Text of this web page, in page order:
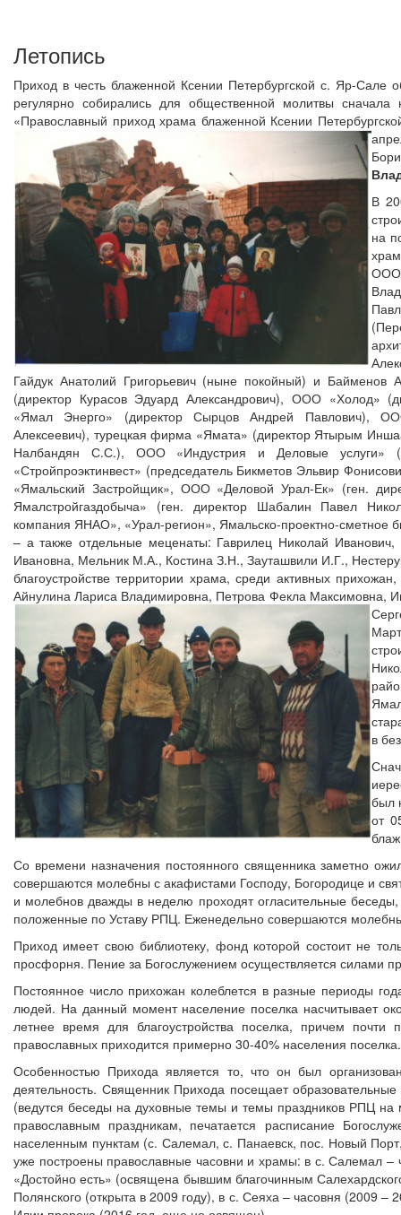
Летопись
Приход в честь блаженной Ксении Петербургской с. Яр-
регулярно собирались для общественной молитвы
«Православный приход храма блаженной Ксении
В
на
ООО
Гайдук Анатолий Григорьевич (ныне покойный) и Байменов
(директор Курасов Эдуард Александрович), ООО «Холод»
«Ямал Энерго» (директор Сырцов Андрей Павлович),
Алексеевич), турецкая фирма «Ямата» (директор Ятырым
Налбандян С.С.), ООО «Индустрия и Деловые услуги»
«Стройпроэктинвест» (председатель Бикметов Эльвир
«Ямальский Застройщик», ООО «Деловой Урал-Ек» (ген.
Ямалстройгаздобыча» (ген. директор Шабалин Павел
компания ЯНАО», «Урал-регион», Ямальско-проектно-сметное
– а также отдельные меценаты: Гаврилец Николай
Ивановна, Мельник М.А., Костина З.Н., Зауташвили И.Г.,
благоустройстве территории храма, среди активных
Айнулина Лариса Владимировна, Петрова Фекла Максимовна,
в
был
от
Со времени назначения постоянного священника заметно
совершаются молебны с акафистами Господу, Богородице и
и молебнов дважды в неделю проходят огласительные
положенные по Уставу РПЦ. Еженедельно совершаются
Приход имеет свою библиотеку, фонд которой состоит не
просфорня. Пение за Богослужением осуществляется силами
Постоянное число прихожан колеблется в разные периоды
людей. На данный момент население поселка насчитывает
летнее время для благоустройства поселка, причем
православных приходится примерно 30-40% населения поселка.
Особенностью Прихода является то, что он был
деятельность. Священник Прихода посещает
(ведутся беседы на духовные темы и темы праздников РПЦ
православным праздникам, печатается расписание
населенным пунктам (с. Салемал, с. Панаевск, пос. Новый
уже построены православные часовни и храмы: в с. Салемал –
«Достойно есть» (освящена бывшим благочинным
Полянского (открыта в 2009 году), в с. Сеяха – часовня (2009